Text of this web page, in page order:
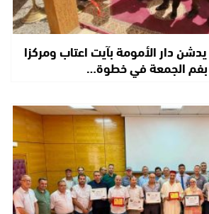
دار الأمومة بآيت اعتاب ومركزا
الجمعة في خطوة…